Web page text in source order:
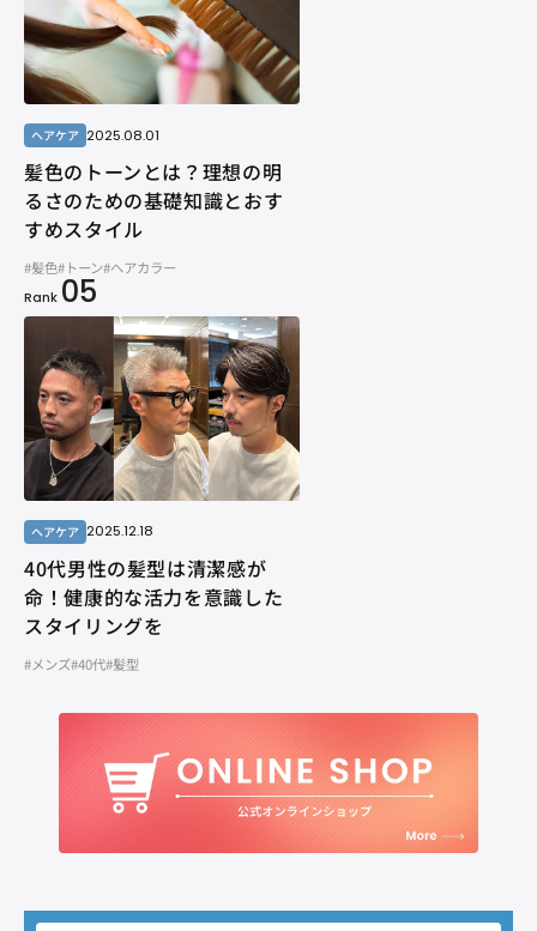
ヘアケア 2025.08.01
髪色のトーンとは？理想の明
るさのための基礎知識とおす
すめスタイル
#髪色#トーン#ヘアカラー
Rank 05
ヘアケア 2025.12.18
40代男性の髪型は清潔感が
命！健康的な活力を意識した
スタイリングを
#メンズ#40代#髪型